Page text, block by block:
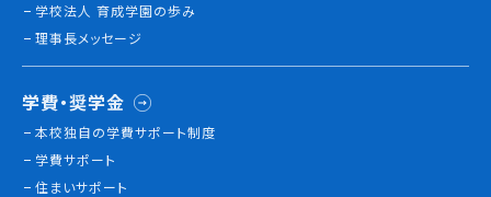
学生カフェ営業インフォメーション
コックコート紹介
学校法人 育成学園の歩み
理事長メッセージ
学費・奨学金
本校独⾃の学費サポート制度
学費サポート
住まいサポート